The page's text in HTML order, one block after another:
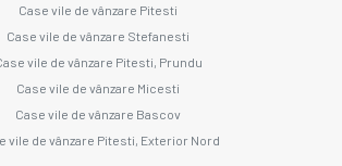
Case vile de vânzare Pitesti
Case vile de vânzare Stefanesti
vile de vânzare Pitesti, Prundu
Case vile de vânzare Micesti
Case vile de vânzare Bascov
vile de vânzare Pitesti, Exterior Nord